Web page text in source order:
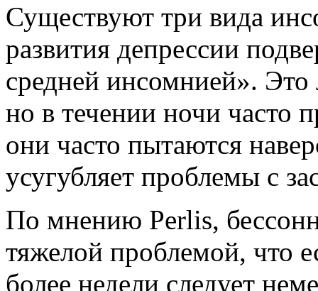
Существуют три вида
развития депрессии
средней инсомнией».
но в течении ночи часто
они часто пытаются
усугубляет проблемы с
По мнению Perlis,
тяжелой проблемой, что
более недели следует